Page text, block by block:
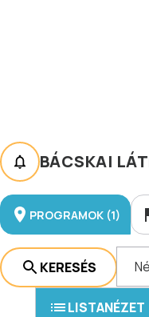
BÁCSKAI
PROGRAMOK (1)
KERESÉS
LISTANÉZET